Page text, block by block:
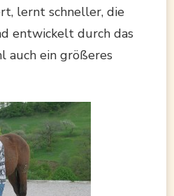
lernt schneller, die
entwickelt durch das
auch ein größeres